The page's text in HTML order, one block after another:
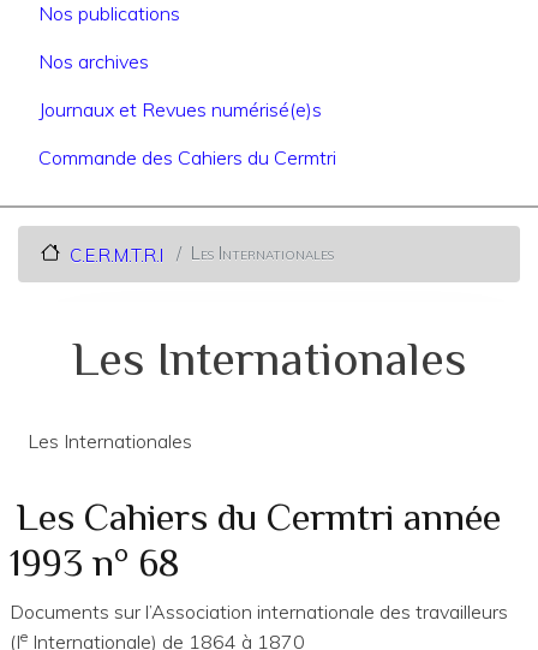
Nos publications
Nos archives
Journaux et Revues numérisé(e)s
Commande des Cahiers du Cermtri
C.E.R.M.T.R.I Les Internationales
Les Internationales
Les Internationales
Les Cahiers du Cermtri année
1993 n° 68
Documents sur l’Association internationale des travailleurs
(Ie Internationale) de 1864 à 1870